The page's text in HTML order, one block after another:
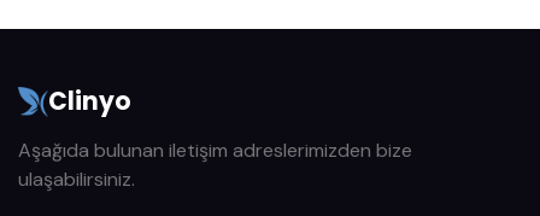
Clinyo
Aşağıda bulunan iletişim adreslerimizden bize
ulaşabilirsiniz.